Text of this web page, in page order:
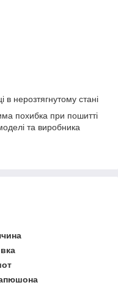
в нерозтягнутому стані
похибка при пошитті
та виробника